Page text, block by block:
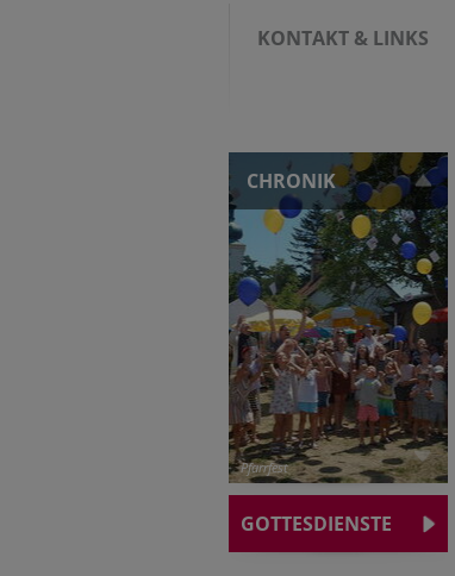
KONTAKT & LINKS
CHRONIK
Pfarrfest
GOTTESDIENSTE